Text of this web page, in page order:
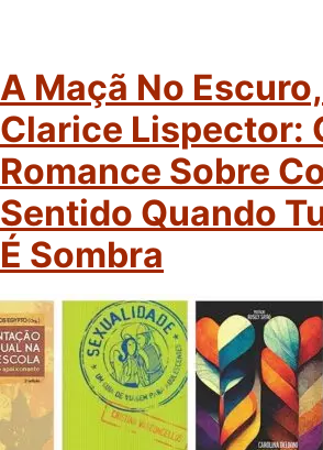
A Maçã No
Clarice Lispector:
Romance Sobre
Sentido Quando
É Sombra